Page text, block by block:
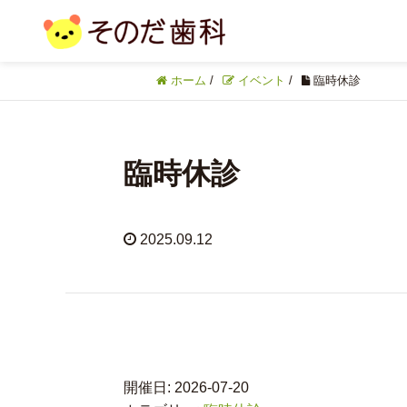
ホーム / イベント / 臨時休診
臨時休診
2025.09.12
開催日: 2026-07-20